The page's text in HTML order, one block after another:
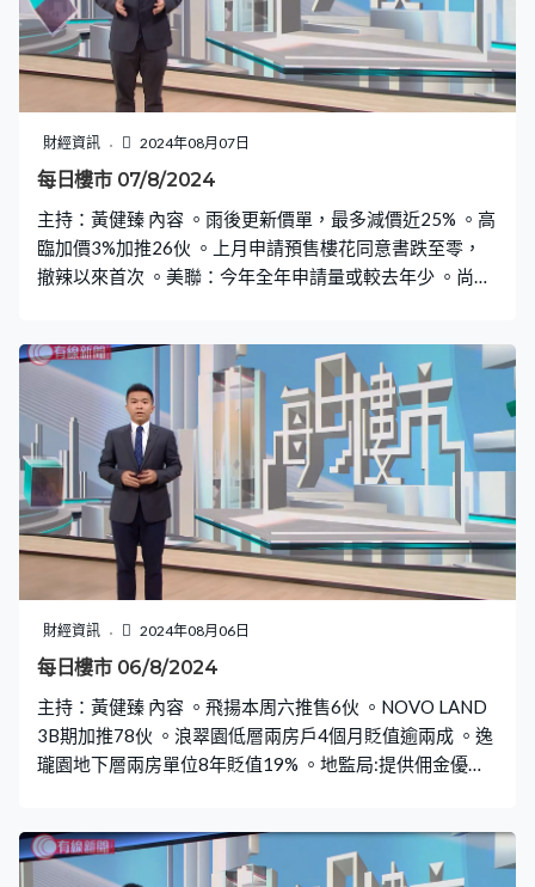
財經資訊 2024年08月07日
每日樓市 07/8/2024
主持：黃健臻 內容 。雨後更新價單，最多減價近25% 。高
臨加價3%加推26伙 。上月申請預售樓花同意書跌至零，
撤辣以來首次 。美聯：今年全年申請量或較去年少 。尚悅
財經資訊 2024年08月06日
每日樓市 06/8/2024
主持：黃健臻 內容 。飛揚本周六推售6伙 。NOVO LAND
3B期加推78伙 。浪翠園低層兩房戶4個月貶值逾兩成 。逸
瓏園地下層兩房單位8年貶值19% 。地監局:提供佣金優惠